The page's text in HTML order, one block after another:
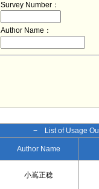
Survey Number：
Author Name：
− List of Usage
Author Name
小嶌正稔